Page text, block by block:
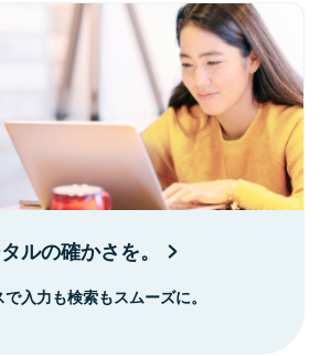
ルの確かさを。
入力も検索もスムーズに。